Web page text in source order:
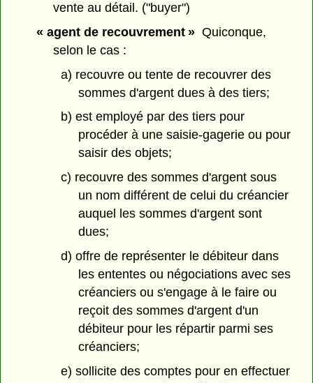
vente au détail. ("buyer")
« agent de recouvrement »Quiconque,
selon le cas :
a) recouvre ou tente de recouvrer des
sommes d'argent dues à des tiers;
b) est employé par des tiers pour
procéder à une saisie-gagerie ou pour
saisir des objets;
c) recouvre des sommes d'argent sous
un nom différent de celui du créancier
auquel les sommes d'argent sont
dues;
d) offre de représenter le débiteur dans
les ententes ou négociations avec ses
créanciers ou s'engage à le faire ou
reçoit des sommes d'argent d'un
débiteur pour les répartir parmi ses
créanciers;
e) sollicite des comptes pour en effectuer